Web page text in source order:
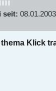
seit: 08.01.2003
Klick